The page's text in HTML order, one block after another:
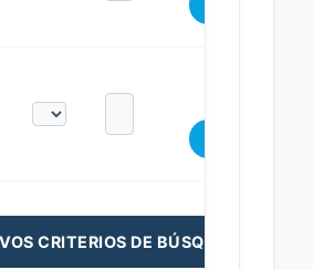
CRITERIOS DE BÚSQUEDA: